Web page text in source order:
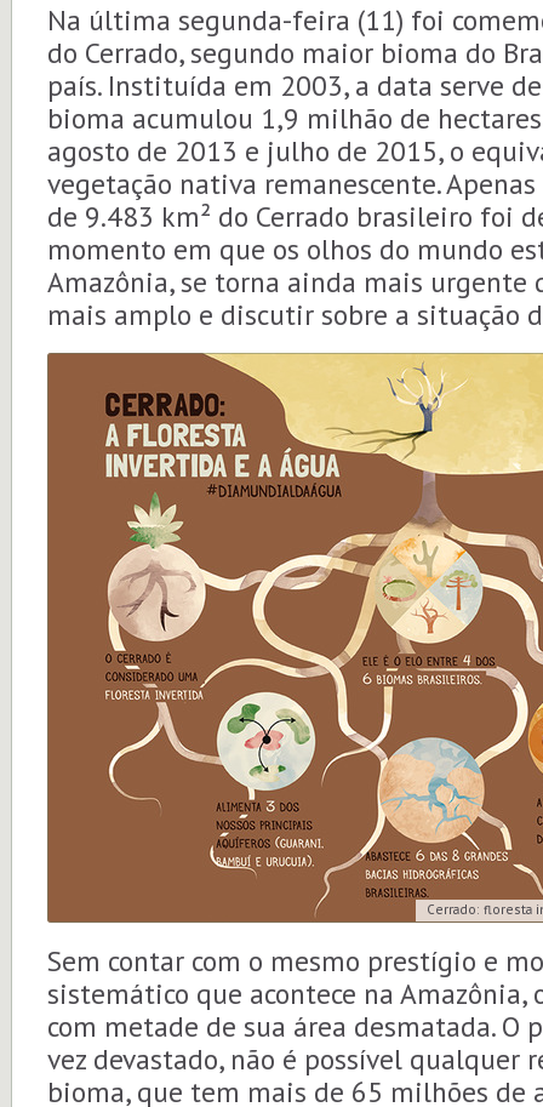
Na última segunda-feira (11) foi
do Cerrado, segundo maior bioma do
país. Instituída em 2003, a data serve
bioma acumulou 1,9 milhão de
agosto de 2013 e julho de 2015, o
vegetação nativa remanescente.
de 9.483 km² do Cerrado brasileiro foi
momento em que os olhos do mundo
Amazônia, se torna ainda mais urgente
mais amplo e discutir sobre a situação
Cerrado: floresta
Sem contar com o mesmo prestígio e
sistemático que acontece na Amazônia,
com metade de sua área desmatada. O
vez devastado, não é possível qualquer
bioma, que tem mais de 65 milhões de